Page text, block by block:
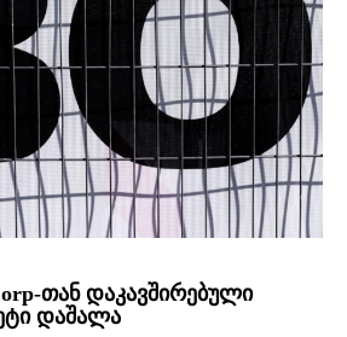
თან დაკავშირებული
დაშალა